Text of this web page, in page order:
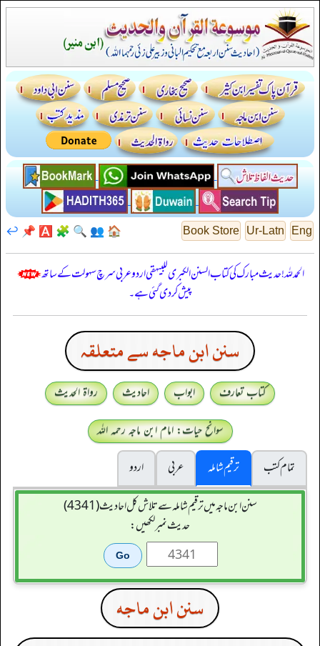
Eng
Ur-Latn
Book Store
🏠
👥
🔍
🧩
🅰️
📌
↩️
الحمدللہ! حدیث مبارک کی کتاب السنن الكبرى للبيهقي اردو عربی سرچ سہولت کے ساتھ
پیش کر دی گئی ہے۔
سنن ابن ماجه سے متعلقہ
کتاب تعارف ابواب احادیث
رواۃ الحدیث
سوانح حیات: امام ابن ماجہ رحمہ اللہ
تمام کتب
ترقیم شاملہ عربی
اردو
سنن ابن ماجہ میں ترقیم شاملہ سے تلاش کل احادیث (4341)
حدیث نمبر لکھیں:
سنن ابن ماجه